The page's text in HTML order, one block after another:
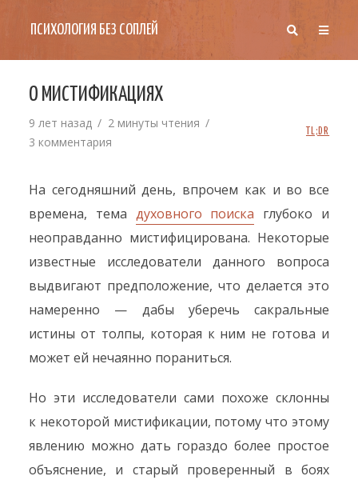
ПСИХОЛОГИЯ БЕЗ СОПЛЕЙ
О МИСТИФИКАЦИЯХ
9 лет назад
2 минуты чтения
3 комментария
TL;DR
На сегодняшний день, впрочем как и во все
времена, тема духовного поиска глубоко и
неоправданно мистифицирована. Некоторые
известные исследователи данного вопроса
выдвигают предположение, что делается это
намеренно — дабы уберечь сакральные
истины от толпы, которая к ним не готова и
может ей нечаянно пораниться.
Но эти исследователи сами похоже склонны
к некоторой мистификации, потому что этому
явлению можно дать гораздо более простое
объяснение, и старый проверенный в боях